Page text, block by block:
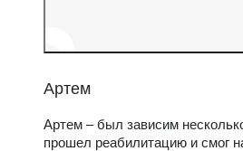
Артем
Артем – был зависим
прошел реабилитацию и смог